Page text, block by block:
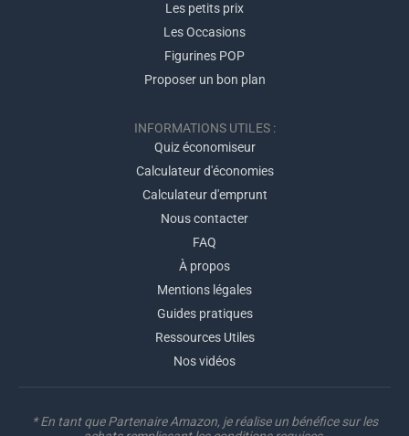
Les petits prix
Les Occasions
Figurines POP
Proposer un bon plan
INFORMATIONS UTILES :
Quiz économiseur
Calculateur d'économies
Calculateur d'emprunt
Nous contacter
FAQ
À propos
Mentions légales
Guides pratiques
Ressources Utiles
Nos vidéos
* En tant que Partenaire Amazon, je réalise un bénéfice sur les